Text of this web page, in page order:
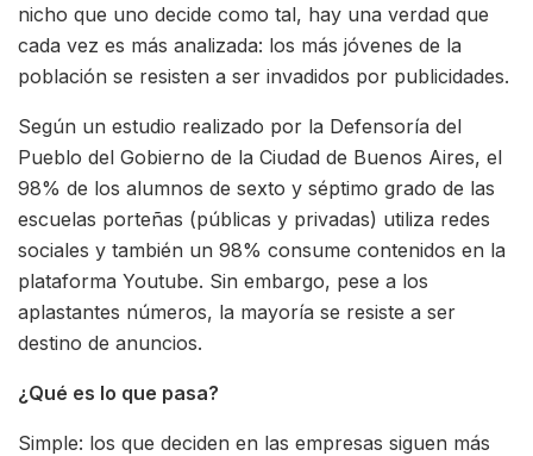
nicho que uno decide como tal, hay una verdad que
cada vez es más analizada: los más jóvenes de la
población se resisten a ser invadidos por publicidades.
Según un estudio realizado por la Defensoría del
Pueblo del Gobierno de la Ciudad de Buenos Aires, el
98% de los alumnos de sexto y séptimo grado de las
escuelas porteñas (públicas y privadas) utiliza redes
sociales y también un 98% consume contenidos en la
plataforma Youtube. Sin embargo, pese a los
aplastantes números, la mayoría se resiste a ser
destino de anuncios.
¿Qué es lo que pasa?
Simple: los que deciden en las empresas siguen más